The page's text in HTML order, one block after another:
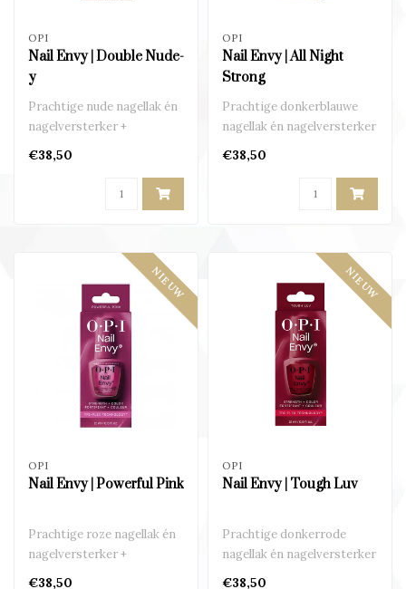
OPI
Nail Envy | Double Nude-
y
Prachtige nude nagellak én
nagelversterker +
€38,50
OPI
Nail Envy | All Night
Strong
Prachtige donkerblauwe
nagellak én nagelversterker
€38,50
NIEUW
OPI
Nail Envy | Powerful Pink
Prachtige roze nagellak én
nagelversterker +
€38,50
NIEUW
OPI
Nail Envy | Tough Luv
Prachtige donkerrode
nagellak én nagelversterker
€38,50